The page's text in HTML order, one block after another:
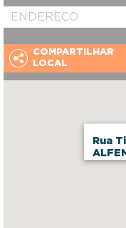
Rua
COMPARTILHAR
LOCAL